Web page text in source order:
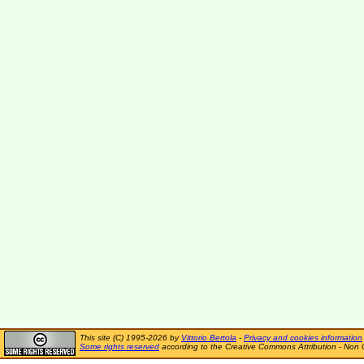
This site (C) 1995-2026 by Vittorio Bertola - Privacy and cookies information
Some rights reserved according to the Creative Commons Attribution - Non